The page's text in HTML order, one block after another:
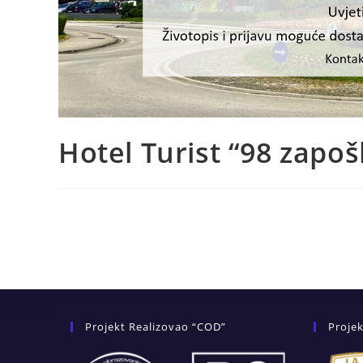
Hotel Turist “98
Projekt Realizovao “COD”